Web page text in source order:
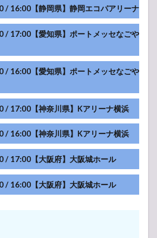
16:00【静岡県】静岡エコパアリーナ
17:00【愛知県】ポートメッセなごや
16:00【愛知県】ポートメッセなごや
17:00【神奈川県】Kアリーナ横浜
16:00【神奈川県】Kアリーナ横浜
17:00【大阪府】大阪城ホール
16:00【大阪府】大阪城ホール